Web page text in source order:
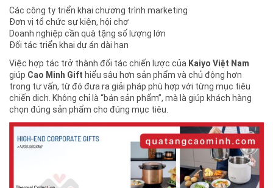
Các công ty triển khai chương trình marketing
Đơn vị tổ chức sự kiện, hội chợ
Doanh nghiệp cần quà tặng số lượng lớn
Đối tác triển khai dự án dài hạn
Việc hợp tác trở thành đối tác chiến lược của Kaiyo Việt Nam
giúp Cao Minh Gift hiểu sâu hơn sản phẩm và chủ động hơn
trong tư vấn, từ đó đưa ra giải pháp phù hợp với từng mục tiêu
chiến dịch. Không chỉ là “bán sản phẩm”, mà là giúp khách hàng
chọn đúng sản phẩm cho đúng mục tiêu.